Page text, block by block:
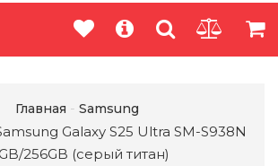
Главная Samsung
Galaxy S25 Ultra SM-S938N
256GB (серый титан)